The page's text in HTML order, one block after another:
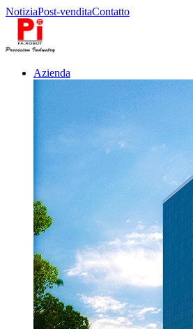
NotiziaPost-venditaContatto
Azienda